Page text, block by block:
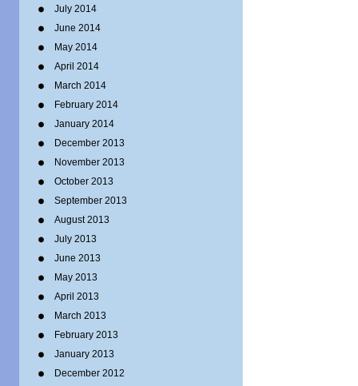
July 2014
June 2014
May 2014
April 2014
March 2014
February 2014
January 2014
December 2013
November 2013
October 2013
September 2013
August 2013
July 2013
June 2013
May 2013
April 2013
March 2013
February 2013
January 2013
December 2012